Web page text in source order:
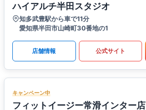
ハイアルチ半田スタジオ
知多武豊駅から車で11分
愛知県半田市山崎町30番地の1
店舗情報 公式サイト
キャンペーン中
フィットイージー常滑インター店